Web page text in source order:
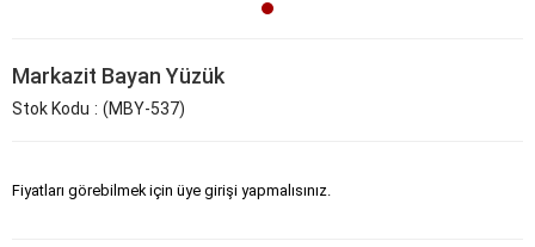
Markazit Bayan Yüzük
Stok Kodu (MBY-537)
Fiyatları görebilmek için üye girişi yapmalısınız.